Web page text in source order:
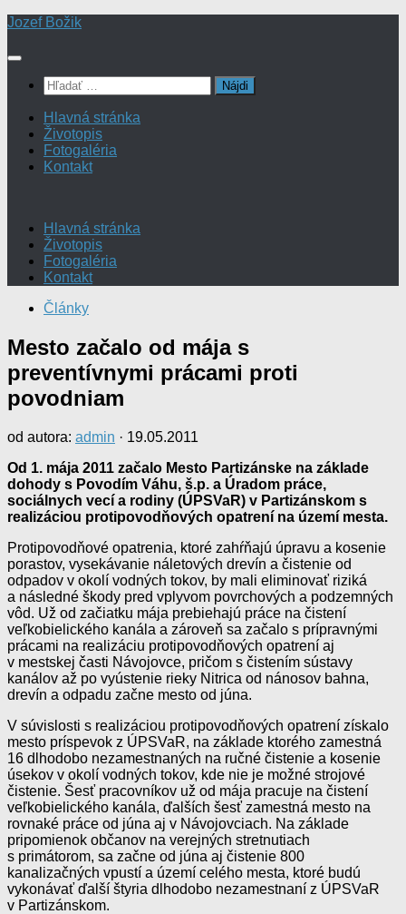
Preskočiť
obsah
Jozef Božik
Hľadať:
Hlavná stránka
Životopis
Fotogaléria
Kontakt
Hlavná stránka
Životopis
Fotogaléria
Kontakt
Články
Mesto začalo od mája s
preventívnymi prácami proti
povodniam
od autora: admin · 19.05.2011
Od 1. mája 2011 začalo Mesto Partizánske na základe
dohody s Povodím Váhu, š.p. a Úradom práce,
sociálnych vecí a rodiny (ÚPSVaR) v Partizánskom s
realizáciou protipovodňových opatrení na území mesta.
Protipovodňové opatrenia, ktoré zahŕňajú úpravu a kosenie
porastov, vysekávanie náletových drevín a čistenie od
odpadov v okolí vodných tokov, by mali eliminovať riziká
a následné škody pred vplyvom povrchových a podzemných
vôd. Už od začiatku mája prebiehajú práce na čistení
veľkobielického kanála a zároveň sa začalo s prípravnými
prácami na realizáciu protipovodňových opatrení aj
v mestskej časti Návojovce, pričom s čistením sústavy
kanálov až po vyústenie rieky Nitrica od nánosov bahna,
drevín a odpadu začne mesto od júna.
V súvislosti s realizáciou protipovodňových opatrení získalo
mesto príspevok z ÚPSVaR, na základe ktorého zamestná
16 dlhodobo nezamestnaných na ručné čistenie a kosenie
úsekov v okolí vodných tokov, kde nie je možné strojové
čistenie. Šesť pracovníkov už od mája pracuje na čistení
veľkobielického kanála, ďalších šesť zamestná mesto na
rovnaké práce od júna aj v Návojovciach. Na základe
pripomienok občanov na verejných stretnutiach
s primátorom, sa začne od júna aj čistenie 800
kanalizačných vpustí a území celého mesta, ktoré budú
vykonávať ďalší štyria dlhodobo nezamestnaní z ÚPSVaR
v Partizánskom.